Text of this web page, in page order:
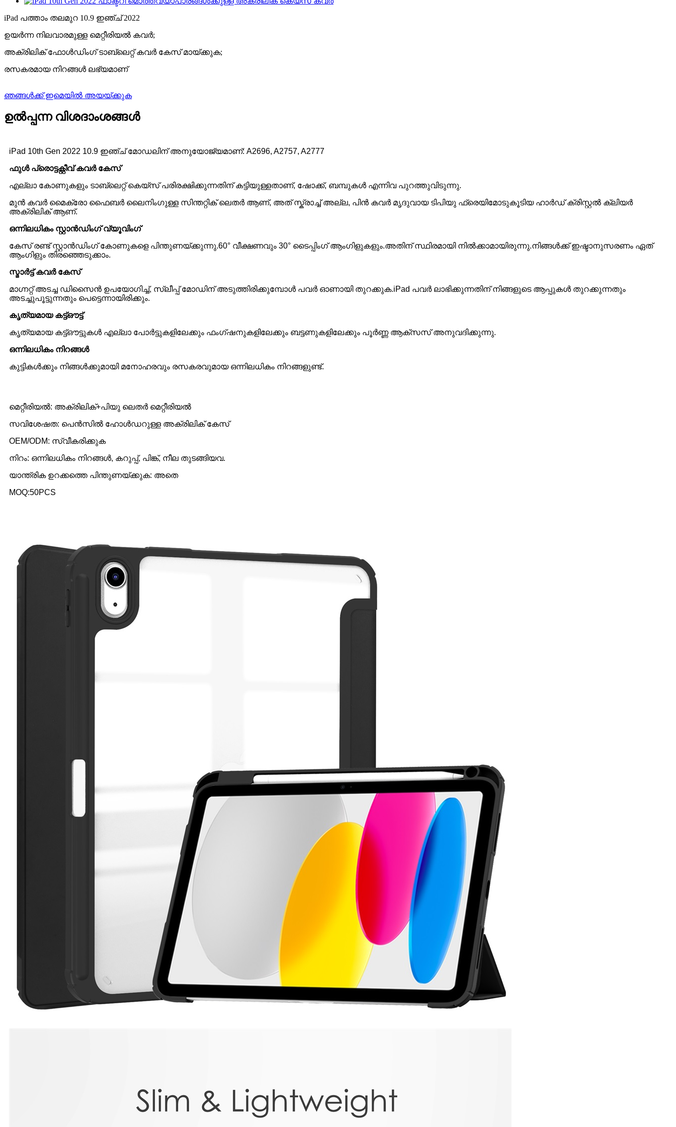
iPad പത്താം തലമുറ 10.9 ഇഞ്ച് 2022
ഉയർന്ന നിലവാരമുള്ള മെറ്റീരിയൽ കവർ;
അക്രിലിക് ഫോൾഡിംഗ് ടാബ്‌ലെറ്റ് കവർ കേസ് മായ്‌ക്കുക;
രസകരമായ നിറങ്ങൾ ലഭ്യമാണ്
ഞങ്ങൾക്ക് ഇമെയിൽ അയയ്ക്കുക
ഉൽപ്പന്ന വിശദാംശങ്ങൾ
iPad 10th Gen 2022 10.9 ഇഞ്ച് മോഡലിന് അനുയോജ്യമാണ്: A2696, A2757, A2777
ഫുൾ പ്രൊട്ടക്റ്റീവ് കവർ കേസ്
എല്ലാ കോണുകളും ടാബ്‌ലെറ്റ് കെയ്‌സ് പരിരക്ഷിക്കുന്നതിന് കട്ടിയുള്ളതാണ്, ഷോക്ക്, ബമ്പുകൾ എന്നിവ പുറത്തുവിടുന്നു.
മുൻ കവർ മൈക്രോ ഫൈബർ ലൈനിംഗുള്ള സിന്തറ്റിക് ലെതർ ആണ്, അത് സ്ക്രാച്ച് അല്ല, പിൻ കവർ മൃദുവായ ടിപിയു ഫ്രെയിമോടുകൂടിയ ഹാർഡ് ക്രിസ്റ്റൽ ക്ലിയർ
അക്രിലിക് ആണ്.
ഒന്നിലധികം സ്റ്റാൻഡിംഗ് വ്യൂവിംഗ്
കേസ് രണ്ട് സ്റ്റാൻഡിംഗ് കോണുകളെ പിന്തുണയ്ക്കുന്നു.60° വീക്ഷണവും 30° ടൈപ്പിംഗ് ആംഗിളുകളും.അതിന് സ്ഥിരമായി നിൽക്കാമായിരുന്നു.നിങ്ങൾക്ക് ഇഷ്ടാനുസരണം ഏത്
ആംഗിളും തിരഞ്ഞെടുക്കാം.
സ്മാർട്ട് കവർ കേസ്
മാഗ്നറ്റ് അടച്ച ഡിസൈൻ ഉപയോഗിച്ച്, സ്ലീപ്പ് മോഡിന് അടുത്തിരിക്കുമ്പോൾ പവർ ഓണായി തുറക്കുക.iPad പവർ ലാഭിക്കുന്നതിന് നിങ്ങളുടെ ആപ്പുകൾ തുറക്കുന്നതും
അടച്ചുപൂട്ടുന്നതും പെട്ടെന്നായിരിക്കും.
കൃത്യമായ കട്ട്ഔട്ട്
കൃത്യമായ കട്ട്ഔട്ടുകൾ എല്ലാ പോർട്ടുകളിലേക്കും ഫംഗ്ഷനുകളിലേക്കും ബട്ടണുകളിലേക്കും പൂർണ്ണ ആക്സസ് അനുവദിക്കുന്നു.
ഒന്നിലധികം നിറങ്ങൾ
കുട്ടികൾക്കും നിങ്ങൾക്കുമായി മനോഹരവും രസകരവുമായ ഒന്നിലധികം നിറങ്ങളുണ്ട്.
മെറ്റീരിയൽ: അക്രിലിക്+പിയു ലെതർ മെറ്റീരിയൽ
സവിശേഷത: പെൻസിൽ ഹോൾഡറുള്ള അക്രിലിക് കേസ്
OEM/ODM: സ്വീകരിക്കുക
നിറം: ഒന്നിലധികം നിറങ്ങൾ, കറുപ്പ്, പിങ്ക്, നീല തുടങ്ങിയവ.
യാന്ത്രിക ഉറക്കത്തെ പിന്തുണയ്ക്കുക: അതെ
MOQ:50PCS